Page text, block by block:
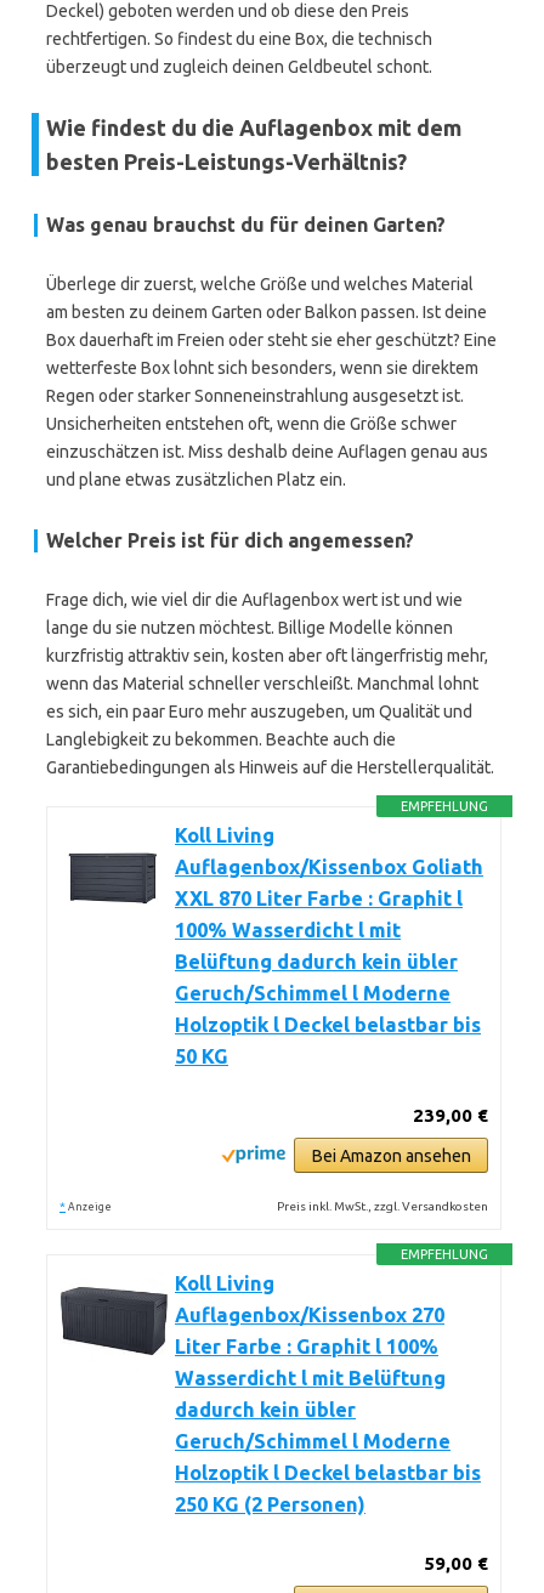
Deckel) geboten werden und ob diese den Preis
rechtfertigen. So findest du eine Box, die technisch
überzeugt und zugleich deinen Geldbeutel schont.
Wie findest du die Auflagenbox mit dem
besten Preis-Leistungs-Verhältnis?
Was genau brauchst du für deinen Garten?
Überlege dir zuerst, welche Größe und welches Material
am besten zu deinem Garten oder Balkon passen. Ist deine
Box dauerhaft im Freien oder steht sie eher geschützt? Eine
wetterfeste Box lohnt sich besonders, wenn sie direktem
Regen oder starker Sonneneinstrahlung ausgesetzt ist.
Unsicherheiten entstehen oft, wenn die Größe schwer
einzuschätzen ist. Miss deshalb deine Auflagen genau aus
und plane etwas zusätzlichen Platz ein.
Welcher Preis ist für dich angemessen?
Frage dich, wie viel dir die Auflagenbox wert ist und wie
lange du sie nutzen möchtest. Billige Modelle können
kurzfristig attraktiv sein, kosten aber oft längerfristig mehr,
wenn das Material schneller verschleißt. Manchmal lohnt
es sich, ein paar Euro mehr auszugeben, um Qualität und
Langlebigkeit zu bekommen. Beachte auch die
Garantiebedingungen als Hinweis auf die Herstellerqualität.
EMPFEHLUNG
Koll Living
Auflagenbox/Kissenbox Goliath
XXL 870 Liter Farbe : Graphit l
100% Wasserdicht l mit
Belüftung dadurch kein übler
Geruch/Schimmel l Moderne
Holzoptik l Deckel belastbar bis
50 KG
239,00 €
Bei Amazon ansehen
* Anzeige Preis inkl. MwSt., zzgl. Versandkosten
EMPFEHLUNG
Koll Living
Auflagenbox/Kissenbox 270
Liter Farbe : Graphit l 100%
Wasserdicht l mit Belüftung
dadurch kein übler
Geruch/Schimmel l Moderne
Holzoptik l Deckel belastbar bis
250 KG (2 Personen)
59,00 €